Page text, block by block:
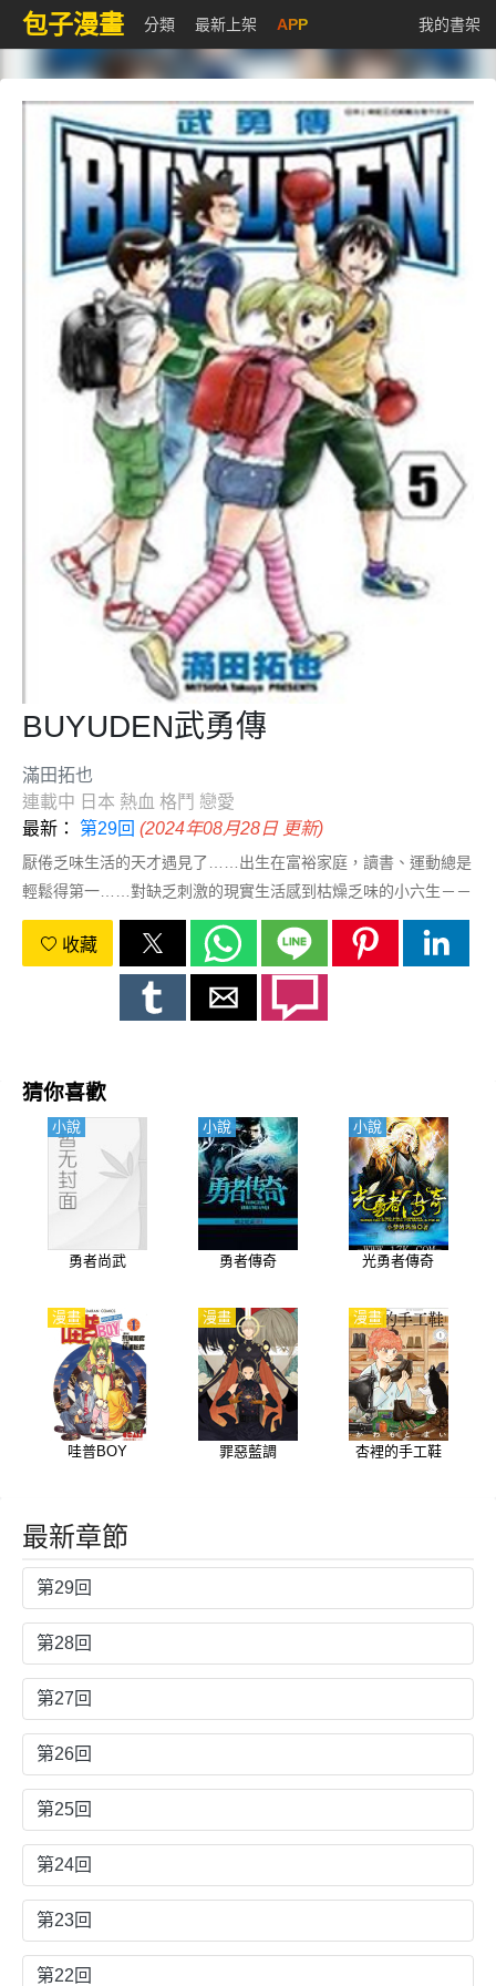
包子漫畫 分類 最新上架 APP 我的書架
BUYUDEN武勇傳
滿田拓也
連載中 日本 熱血 格鬥 戀愛
最新： 第29回 (2024年08月28日 更新)
厭倦乏味生活的天才遇見了……出生在富裕家庭，讀書、運動總是
輕鬆得第一……對缺乏刺激的現實生活感到枯燥乏味的小六生－－
武勇，在某日偶然邂逅了拳擊少女萌花！命運之輪開始轉動！！
收藏
猜你喜歡
勇者尚武
小說
勇者傳奇
小說
光勇者傳奇
小說
哇普BOY
漫畫
罪惡藍調
漫畫
杏裡的手工鞋
漫畫
最新章節
第29回
第28回
第27回
第26回
第25回
第24回
第23回
第22回